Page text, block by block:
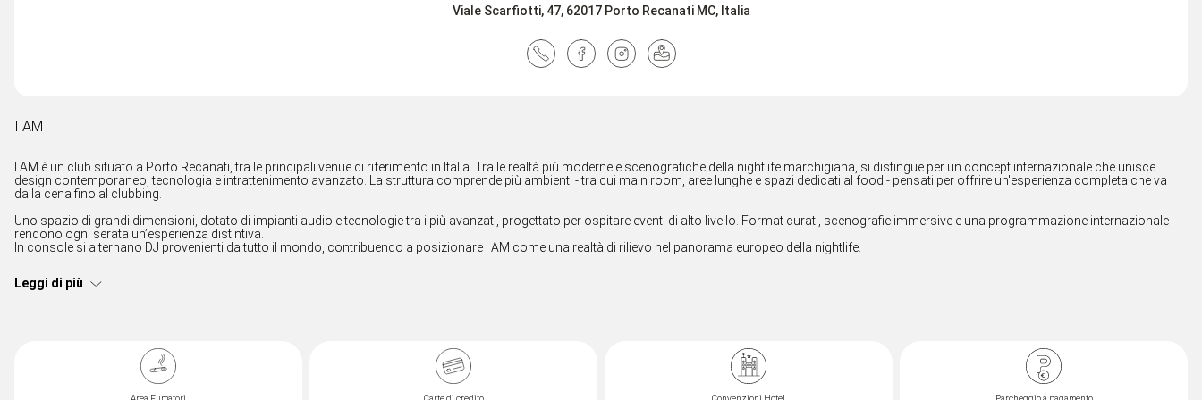
I AM
I AM è un club situato a Porto Recanati, tra le principali venue di riferimento in Italia. Tra le realtà più moderne e scenografiche della nightlife marchigiana, si distingue per un concept internazionale che unisce
design contemporaneo, tecnologia e intrattenimento avanzato. La struttura comprende più ambienti - tra cui main room, aree lunghe e spazi dedicati al food - pensati per offrire un'esperienza completa che va
dalla cena fino al clubbing.
Uno spazio di grandi dimensioni, dotato di impianti audio e tecnologie tra i più avanzati, progettato per ospitare eventi di alto livello. Format curati, scenografie immersive e una programmazione internazionale
rendono ogni serata un’esperienza distintiva.
In console si alternano DJ provenienti da tutto il mondo, contribuendo a posizionare I AM come una realtà di rilievo nel panorama europeo della nightlife.
Leggi di più
Viale Scarfiotti, 47, 62017 Porto Recanati MC, Italia